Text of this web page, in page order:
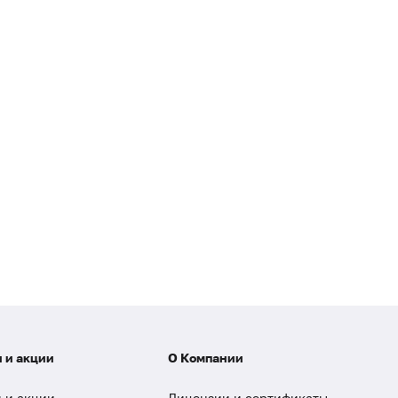
и акции О Компании